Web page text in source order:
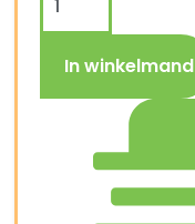
In winkelmand